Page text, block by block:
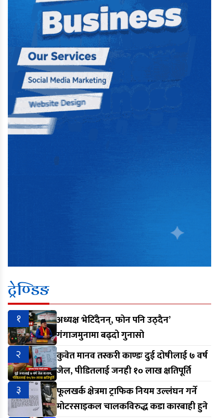
ट्रेण्डिङ
१
अध्यक्ष भेटिँदैनन्, फोन पनि उठ्दैन’
गंगाजमुनामा बढ्दो गुनासो
२
कुवेत मानव तस्करी काण्डः दुई दोषीलाई ७ वर्ष
जेल, पीडितलाई जनही १० लाख क्षतिपूर्ति
३
फूलखर्क क्षेत्रमा ट्राफिक नियम उल्लंघन गर्ने
मोटरसाइकल चालकविरुद्ध कडा कारबाही हुने